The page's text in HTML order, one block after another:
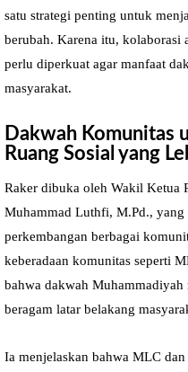
satu strategi penting untuk
berubah. Karena itu, kolaborasi
perlu diperkuat agar manfaat
masyarakat.
Dakwah Komunitas
Ruang Sosial yang
Raker dibuka oleh Wakil Ketua
Muhammad Luthfi, M.Pd., yang
perkembangan berbagai
keberadaan komunitas seperti
bahwa dakwah Muhammadiyah
beragam latar belakang
Ia menjelaskan bahwa MLC